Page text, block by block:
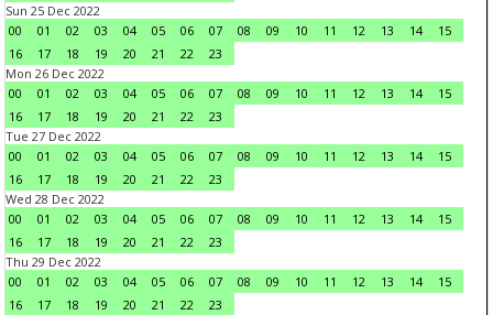
Sun 25 Dec 2022
00
01 02 03 04 05 06 07 08 09 10 11 12 13 14
15
16
17 18 19 20 21 22
23
Mon 26 Dec 2022
00
01 02 03 04 05 06 07 08 09 10 11 12 13 14
15
16
17 18 19 20 21 22
23
Tue 27 Dec 2022
00
01 02 03 04 05 06 07 08 09 10 11 12 13 14
15
16
17 18 19 20 21 22
23
Wed 28 Dec 2022
00
01 02 03 04 05 06 07 08 09 10 11 12 13 14
15
16
17 18 19 20 21 22
23
Thu 29 Dec 2022
00
01 02 03 04 05 06 07 08 09 10 11 12 13 14
15
16
17 18 19 20 21 22
23